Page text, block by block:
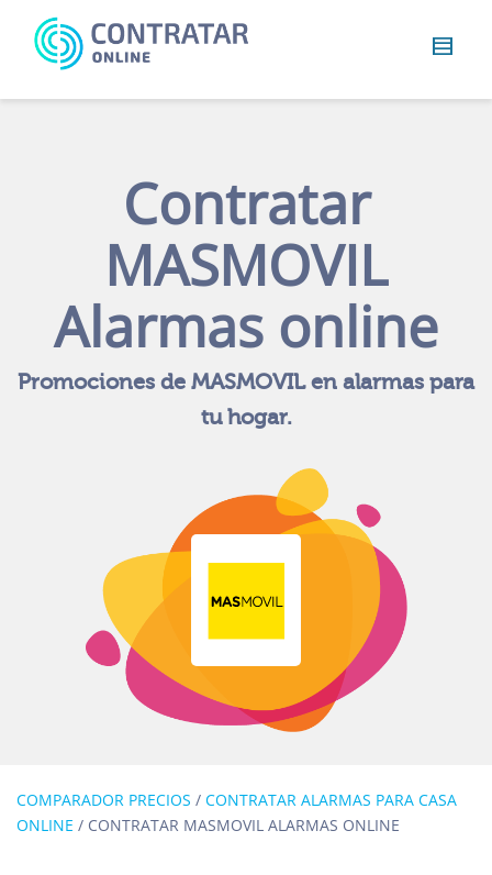
Busca
Contratar
MASMOVIL
Alarmas online
Promociones de MASMOVIL en alarmas para
tu hogar.
COMPARADOR PRECIOS / CONTRATAR ALARMAS PARA CASA
ONLINE / CONTRATAR MASMOVIL ALARMAS ONLINE